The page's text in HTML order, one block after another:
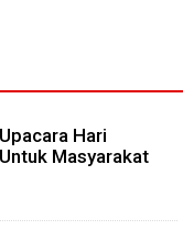
Hari
Masyarakat